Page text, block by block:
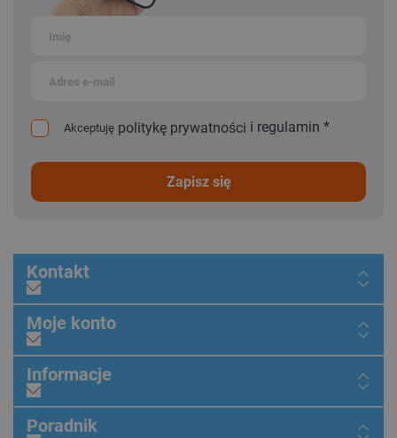
Akceptuję politykę prywatności i regulamin *
zapisz się
Kontakt
Moje konto
Informacje
Poradnik